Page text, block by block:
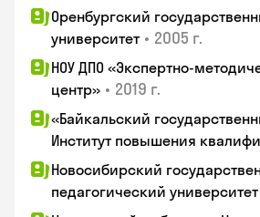
Оренбургский
университет • 2005 г.
НОУ ДПО «Экспертно-
центр» • 2019 г.
«Байкальский
Институт повышения
Новосибирский
педагогический университет